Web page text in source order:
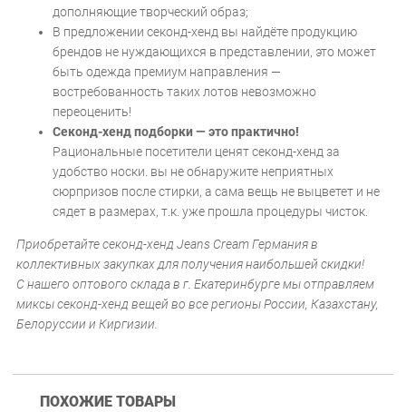
дополняющие творческий образ;
В предложении секонд-хенд вы найдёте продукцию
брендов не нуждающихся в представлении, это может
быть одежда премиум направления —
востребованность таких лотов невозможно
переоценить!
Секонд-хенд подборки — это практично!
Рациональные посетители ценят секонд-хенд за
удобство носки. вы не обнаружите неприятных
сюрпризов после стирки, а сама вещь не выцветет и не
сядет в размерах, т.к. уже прошла процедуры чисток.
Приобретайте секонд-хенд Jeans Cream Германия в
коллективных закупках для получения наибольшей скидки!
С нашего оптового склада в г. Екатеринбурге мы отправляем
миксы секонд-хенд вещей во все регионы России, Казахстану,
Белоруссии и Киргизии.
ПОХОЖИЕ ТОВАРЫ